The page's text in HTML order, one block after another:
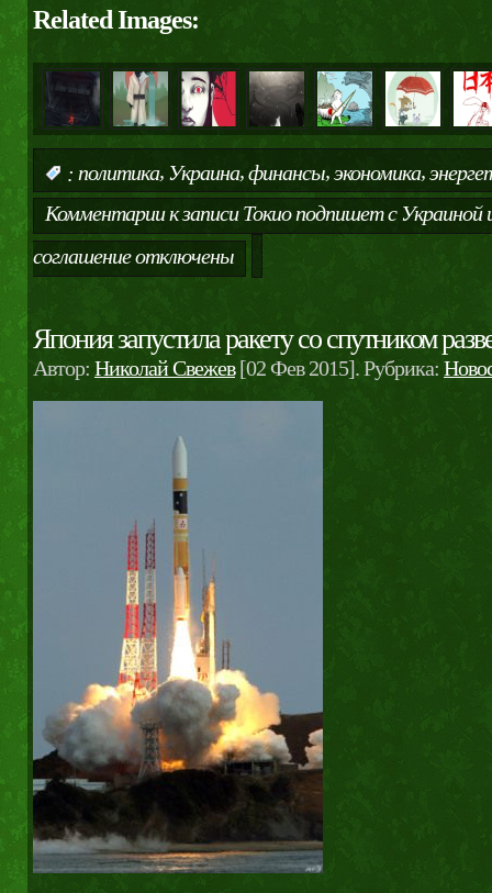
Related Images:
: политика, Украина,финансы,экономика,
Комментариик записи Токио подпишет с Украиной
соглашениеотключены
Япония запустила ракету со спутником
Автор: Николай Свежев[02 Фев 2015]. Рубрика: